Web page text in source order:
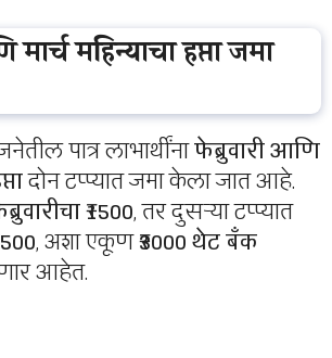
महिन्याचा हप्ता जमा
पात्र लाभार्थींनाफेब्रुवारी आणि
दोन टप्प्यात जमा केला जात आहे.
₹1500, तर दुसऱ्या टप्प्यात
, अशा एकूण₹3000 थेट बँक
आहेत.